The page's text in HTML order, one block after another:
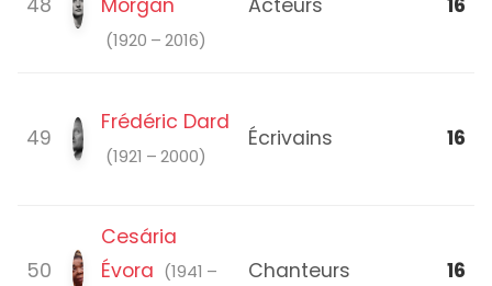
48
Morgan
(1920 – 2016)
Acteurs 16
49
Frédéric Dard
(1921 – 2000)
Écrivains 16
50
Cesária
Évora (1941 –
Chanteurs 16